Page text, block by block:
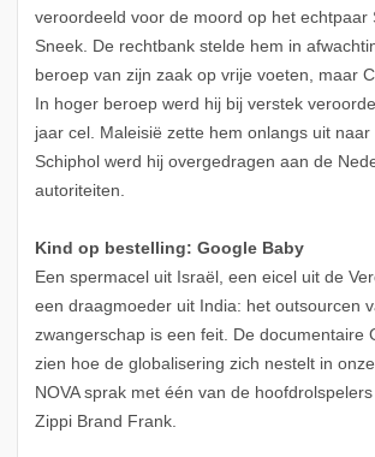
veroordeeld voor de moord op het echtpaar
Sneek. De rechtbank stelde hem in
beroep van zijn zaak op vrije voeten, maar
In hoger beroep werd hij bij verstek
jaar cel. Maleisië zette hem onlangs uit
Schiphol werd hij overgedragen aan de
autoriteiten.
Kind op bestelling: Google Baby
Een spermacel uit Israël, een eicel uit de
een draagmoeder uit India: het outsourcen
zwangerschap is een feit. De documentaire
zien hoe de globalisering zich nestelt in
NOVA sprak met één van de
Zippi Brand Frank.